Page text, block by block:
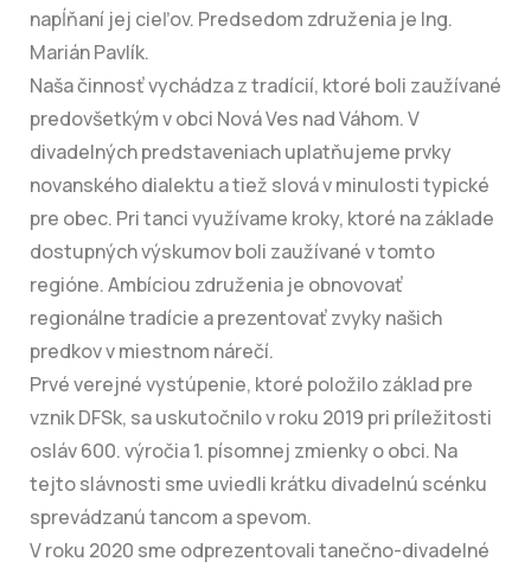
napĺňaní jej cieľov. Predsedom združenia je Ing.
Marián Pavlík.
Naša činnosť vychádza z tradícií, ktoré boli zaužívané
predovšetkým v obci Nová Ves nad Váhom. V
divadelných predstaveniach uplatňujeme prvky
novanského dialektu a tiež slová v minulosti typické
pre obec. Pri tanci využívame kroky, ktoré na základe
dostupných výskumov boli zaužívané v tomto
regióne. Ambíciou združenia je obnovovať
regionálne tradície a prezentovať zvyky našich
predkov v miestnom nárečí.
Prvé verejné vystúpenie, ktoré položilo základ pre
vznik DFSk, sa uskutočnilo v roku 2019 pri príležitosti
osláv 600. výročia 1. písomnej zmienky o obci. Na
tejto slávnosti sme uviedli krátku divadelnú scénku
sprevádzanú tancom a spevom.
V roku 2020 sme odprezentovali tanečno-divadelné